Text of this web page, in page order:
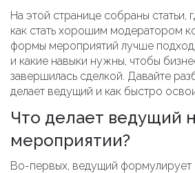
На этой странице собраны статьи,
как стать хорошим модератором
формы мероприятий лучше
и какие навыки нужны, чтобы
завершилась сделкой. Давайте
делает ведущий и как быстро
Что делает ведущий
мероприятии?
Во-первых, ведущий формулирует